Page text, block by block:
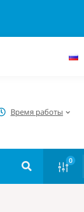
Время работы
0